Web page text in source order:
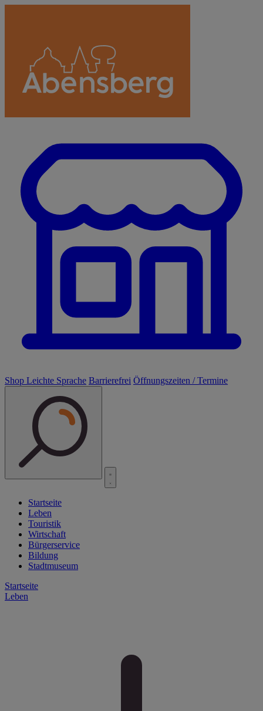
Shop Leichte Sprache Barrierefrei Öffnungszeiten / Termine
Startseite
Leben
Touristik
Wirtschaft
Bürgerservice
Bildung
Stadtmuseum
Startseite
Leben